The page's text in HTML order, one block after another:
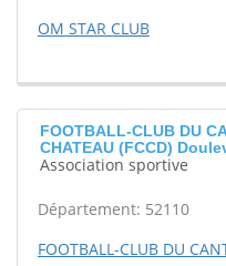
OM STAR CLUB
FOOTBALL-CLUB DU
CHATEAU (FCCD)
Association sportive
Département: 52110
FOOTBALL-CLUB DU